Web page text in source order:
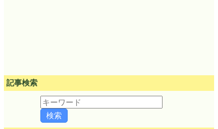
記事検索